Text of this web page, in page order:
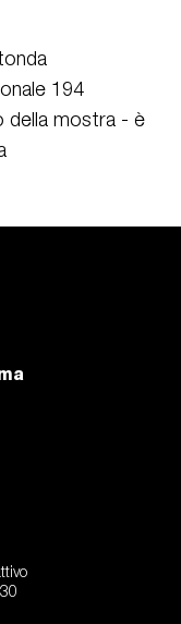
194
della mostra - è